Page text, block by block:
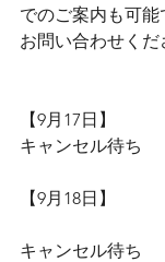
でのご案内も可
お問い合わせくだ
【9月17日】
キャンセル待ち
【9月18日】
キャンセル待ち